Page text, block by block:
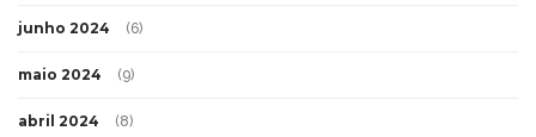
junho 2024 (6)
maio 2024 (9)
abril 2024 (8)